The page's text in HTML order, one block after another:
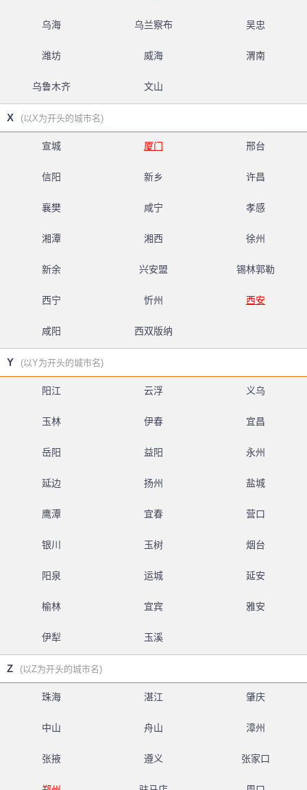
乌海 乌兰察布 吴忠
潍坊 威海 渭南
乌鲁木齐 文山
X (以X为开头的城市名)
宣城 厦门 邢台
信阳 新乡 许昌
襄樊 咸宁 孝感
湘潭 湘西 徐州
新余 兴安盟 锡林郭勒
西宁 忻州 西安
咸阳 西双版纳
Y (以Y为开头的城市名)
阳江 云浮 义乌
玉林 伊春 宜昌
岳阳 益阳 永州
延边 扬州 盐城
鹰潭 宜春 营口
银川 玉树 烟台
阳泉 运城 延安
榆林 宜宾 雅安
伊犁 玉溪
Z (以Z为开头的城市名)
珠海 湛江 肇庆
中山 舟山 漳州
张掖 遵义 张家口